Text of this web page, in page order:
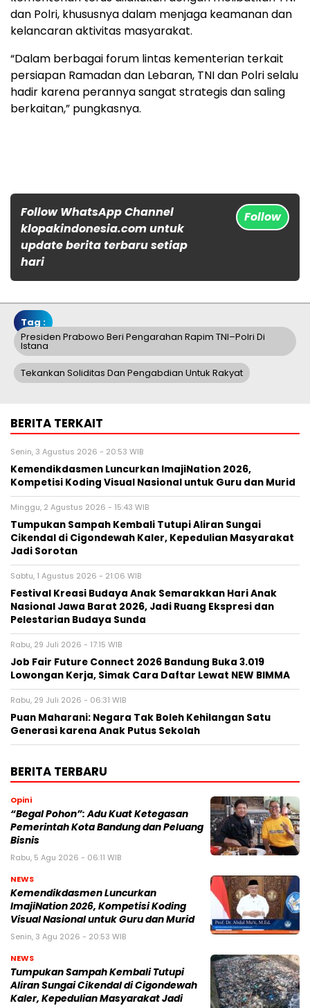
dan Polri, khususnya dalam menjaga keamanan dan
kelancaran aktivitas masyarakat.
“Dalam berbagai forum lintas kementerian terkait
persiapan Ramadan dan Lebaran, TNI dan Polri selalu
hadir karena perannya sangat strategis dan saling
berkaitan,” pungkasnya.
Follow WhatsApp Channel
klopakindonesia.com untuk
update berita terbaru setiap
hari
Follow
Tag :
Presiden Prabowo Beri Pengarahan Rapim TNI–Polri Di
Istana
Tekankan Soliditas Dan Pengabdian Untuk Rakyat
BERITA TERKAIT
Senin, 3 Agustus 2026 - 20:53 WIB
Kemendikdasmen Luncurkan ImajiNation 2026,
Kompetisi Koding Visual Nasional untuk Guru dan Murid
Minggu, 2 Agustus 2026 - 15:43 WIB
Tumpukan Sampah Kembali Tutupi Aliran Sungai
Cikendal di Cigondewah Kaler, Kepedulian Masyarakat
Jadi Sorotan
Sabtu, 1 Agustus 2026 - 21:06 WIB
Festival Kreasi Budaya Anak Semarakkan Hari Anak
Nasional Jawa Barat 2026, Jadi Ruang Ekspresi dan
Pelestarian Budaya Sunda
Rabu, 29 Juli 2026 - 17:15 WIB
Job Fair Future Connect 2026 Bandung Buka 3.019
Lowongan Kerja, Simak Cara Daftar Lewat NEW BIMMA
Rabu, 29 Juli 2026 - 06:31 WIB
Puan Maharani: Negara Tak Boleh Kehilangan Satu
Generasi karena Anak Putus Sekolah
BERITA TERBARU
Opini
“Begal Pohon”: Adu Kuat Ketegasan
Pemerintah Kota Bandung dan Peluang
Bisnis
Rabu, 5 Agu 2026 - 06:11 WIB
NEWS
Kemendikdasmen Luncurkan
ImajiNation 2026, Kompetisi Koding
Visual Nasional untuk Guru dan Murid
Senin, 3 Agu 2026 - 20:53 WIB
NEWS
Tumpukan Sampah Kembali Tutupi
Aliran Sungai Cikendal di Cigondewah
Kaler, Kepedulian Masyarakat Jadi